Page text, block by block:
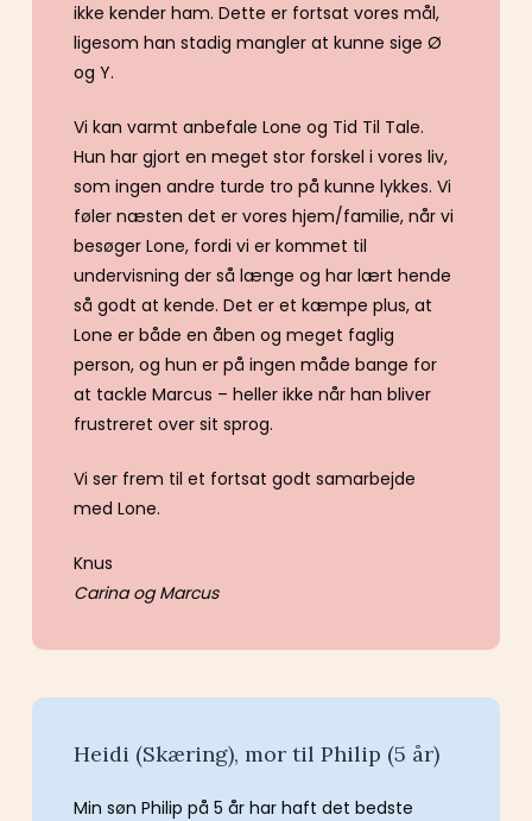
ikke kender ham. Dette er fortsat vores mål,
ligesom han stadig mangler at kunne sige Ø
og Y.
Vi kan varmt anbefale Lone og Tid Til Tale.
Hun har gjort en meget stor forskel i vores liv,
som ingen andre turde tro på kunne lykkes. Vi
føler næsten det er vores hjem/familie, når vi
besøger Lone, fordi vi er kommet til
undervisning der så længe og har lært hende
så godt at kende. Det er et kæmpe plus, at
Lone er både en åben og meget faglig
person, og hun er på ingen måde bange for
at tackle Marcus – heller ikke når han bliver
frustreret over sit sprog.
Vi ser frem til et fortsat godt samarbejde
med Lone.
Knus
Carina og Marcus
Heidi (Skæring), mor til Philip (5 år)
Min søn Philip på 5 år har haft det bedste